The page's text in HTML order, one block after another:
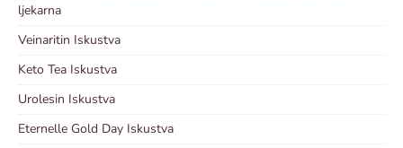
ljekarna
Veinaritin Iskustva
Keto Tea Iskustva
Urolesin Iskustva
Eternelle Gold Day Iskustva